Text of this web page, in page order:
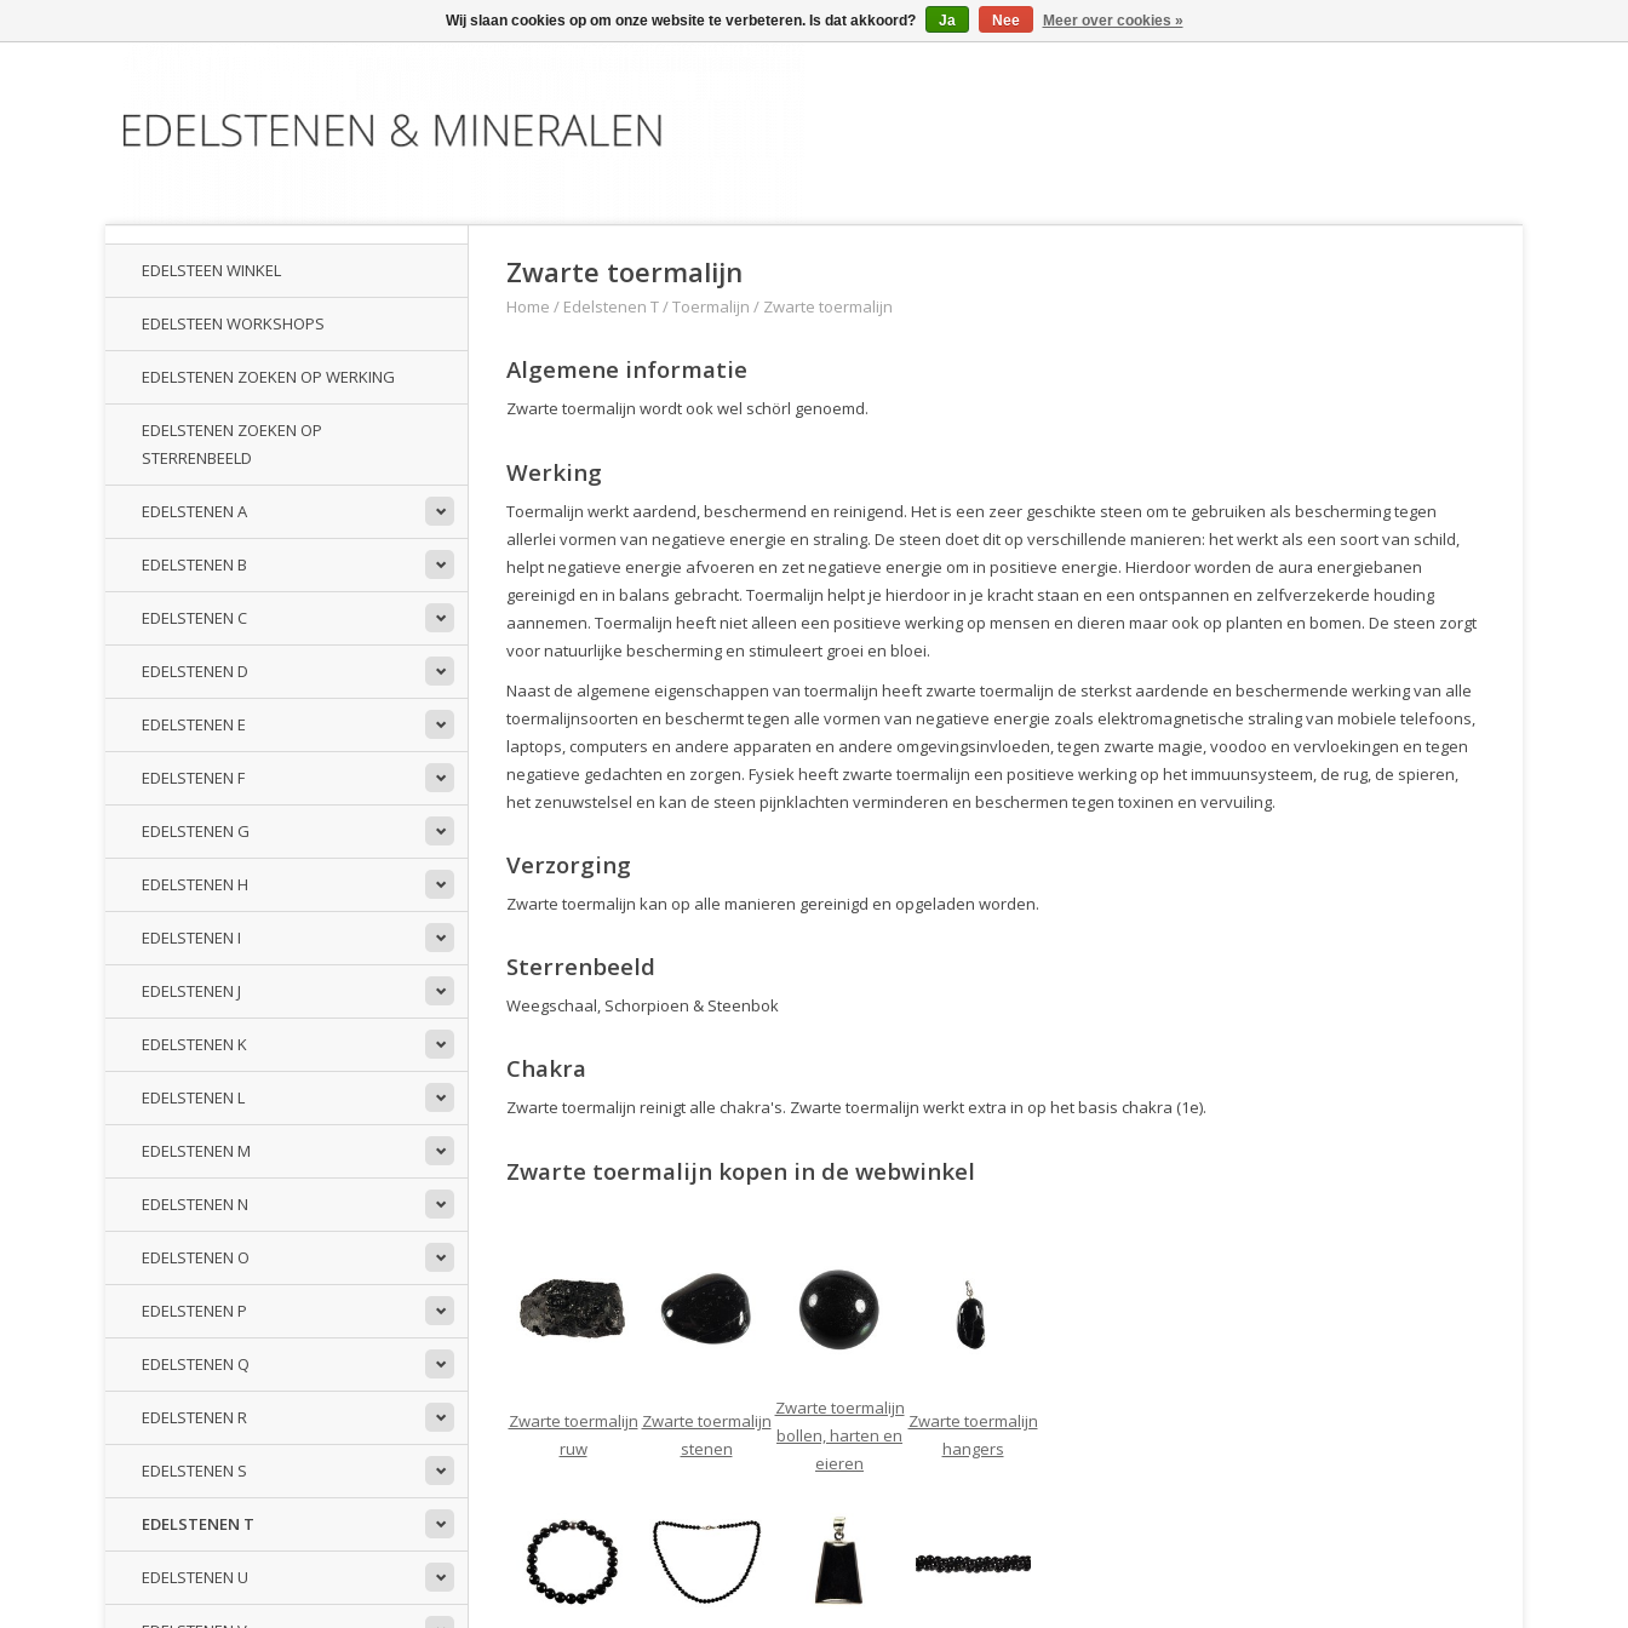
EDELSTEEN WINKEL
EDELSTEEN WORKSHOPS
EDELSTENEN ZOEKEN OP WERKING
EDELSTENEN ZOEKEN OP
STERRENBEELD
EDELSTENEN A
EDELSTENEN B
EDELSTENEN C
EDELSTENEN D
EDELSTENEN E
EDELSTENEN F
EDELSTENEN G
EDELSTENEN H
EDELSTENEN I
EDELSTENEN J
EDELSTENEN K
EDELSTENEN L
EDELSTENEN M
EDELSTENEN N
EDELSTENEN O
EDELSTENEN P
EDELSTENEN Q
EDELSTENEN R
EDELSTENEN S
EDELSTENEN T
EDELSTENEN U
Zwarte toermalijn
Home / Edelstenen T/Toermalijn / Zwarte toermalijn
Algemene informatie
Zwarte toermalijn wordt ook wel schörl genoemd.
Werking
Toermalijn werkt aardend, beschermend en reinigend. Het is een zeer geschikte steen om te gebruiken als bescherming tegen
allerlei vormen van negatieve energie en straling. De steen doet dit op verschillende manieren: het werkt als een soort van schild,
helpt negatieve energie afvoeren en zet negatieve energie om in positieve energie. Hierdoor worden de aura energiebanen
gereinigd en in balans gebracht. Toermalijn helpt je hierdoor in je kracht staan en een ontspannen en zelfverzekerde houding
aannemen. Toermalijn heeft niet alleen een positieve werking op mensen en dieren maar ook op planten en bomen. De steen zorgt
voor natuurlijke bescherming en stimuleert groei en bloei.
Naast de algemene eigenschappen van toermalijn heeft zwarte toermalijn de sterkst aardende en beschermende werking van alle
toermalijnsoorten en beschermt tegen alle vormen van negatieve energie zoals elektromagnetische straling van mobiele telefoons,
laptops, computers en andere apparaten en andere omgevingsinvloeden, tegen zwarte magie, voodoo en vervloekingen en tegen
negatieve gedachten en zorgen. Fysiek heeft zwarte toermalijn een positieve werking op het immuunsysteem, de rug, de spieren,
het zenuwstelsel en kan de steen pijnklachten verminderen en beschermen tegen toxinen en vervuiling.
Verzorging
Zwarte toermalijn kan op alle manieren gereinigd en opgeladen worden.
Sterrenbeeld
Weegschaal, Schorpioen & Steenbok
Chakra
Zwarte toermalijn reinigt alle chakra's. Zwarte toermalijn werkt extra in op het basis chakra (1e).
Zwarte toermalijn kopen in de webwinkel
Zwarte toermalijn
ruw
Zwarte toermalijn
stenen
Zwarte toermalijn
bollen, harten en
eieren
Zwarte toermalijn
hangers
Wij slaan cookies op om onze website te verbeteren. Is dat akkoord? Ja Nee Meer over cookies »